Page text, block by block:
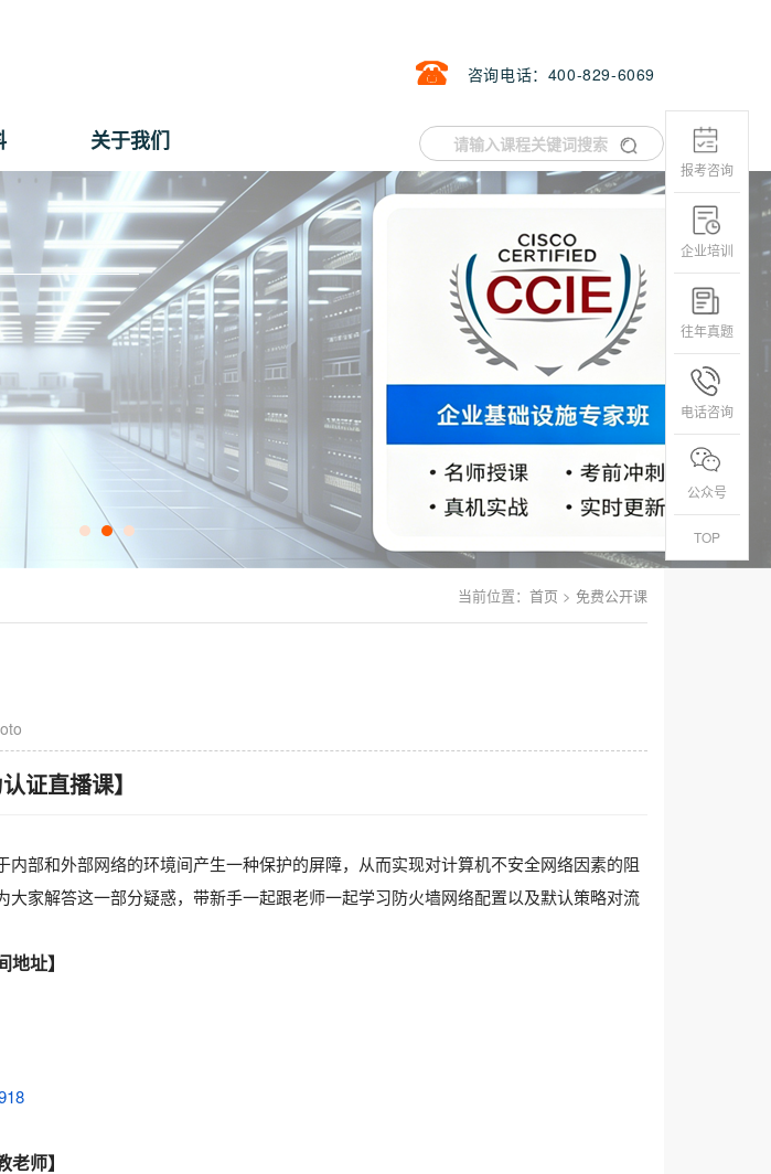
咨询电话：400-829-6069
关于我们
当前位置： 首页 > 免费公开课
证直播课】
内部和外部网络的环境间产生一种保护的屏障，从而实现对计算机不安全网络因素的阻
大家解答这一部分疑惑，带新手一起跟老师一起学习防火墙网络配置以及默认策略对流
地址】
老师】
报考咨询
企业培训
往年真题
电话咨询
公众号
TOP